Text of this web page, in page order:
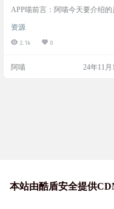
阅读工具，在手表手环上
抓取网页数据，提供列表
架和网格书架的自由切换
EPUB阅读
APP喵前言：阿喵今天要介绍的
阅读工具。这个工具不仅能自定
书源，还能自己设置规则来抓取
整颜色、行距、段距等等，还有
资源
2.1k 0
阿喵 24年11月
本站由酷盾安全提供